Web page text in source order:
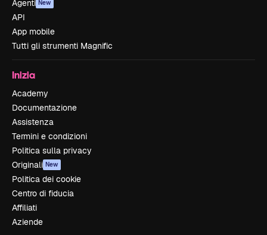
Agenti New
API
App mobile
Tutti gli strumenti Magnific
Inizia
Academy
Documentazione
Assistenza
Termini e condizioni
Politica sulla privacy
Originali New
Politica dei cookie
Centro di fiducia
Affiliati
Aziende